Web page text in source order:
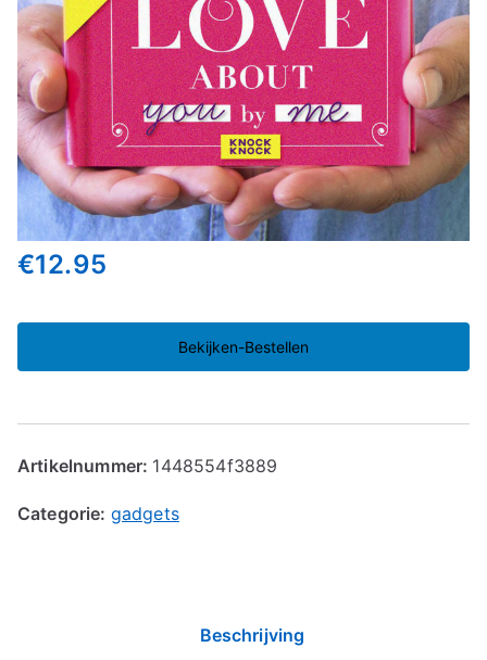
€12.95
Bekijken-Bestellen
Artikelnummer: 1448554f3889
Categorie: gadgets
Beschrijving